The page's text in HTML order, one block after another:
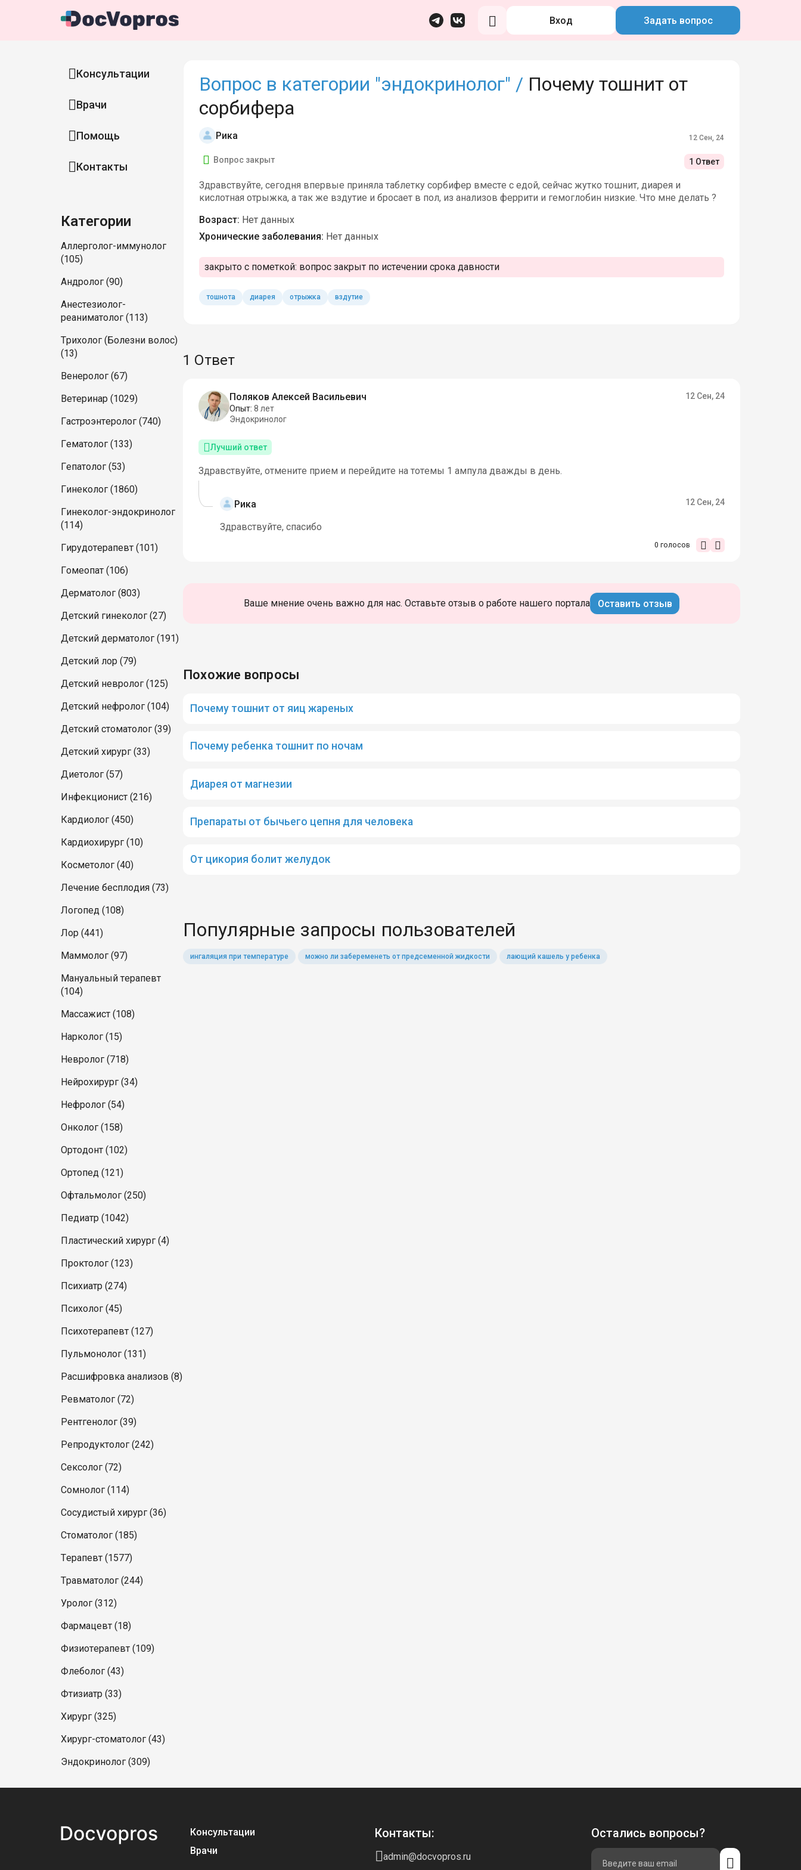
Вход Задать вопрос
Консультации
Врачи
Помощь
Контакты
Категории
Аллерголог-иммунолог
(105)
Андролог (90)
Анестезиолог-
реаниматолог (113)
Трихолог (Болезни волос)
(13)
Венеролог (67)
Ветеринар (1029)
Гастроэнтеролог (740)
Гематолог (133)
Гепатолог (53)
Гинеколог (1860)
Гинеколог-эндокринолог
(114)
Гирудотерапевт (101)
Гомеопат (106)
Дерматолог (803)
Детский гинеколог (27)
Детский дерматолог (191)
Детский лор (79)
Детский невролог (125)
Детский нефролог (104)
Детский стоматолог (39)
Детский хирург (33)
Диетолог (57)
Инфекционист (216)
Кардиолог (450)
Кардиохирург (10)
Косметолог (40)
Лечение бесплодия (73)
Логопед (108)
Лор (441)
Маммолог (97)
Мануальный терапевт
(104)
Массажист (108)
Нарколог (15)
Невролог (718)
Нейрохирург (34)
Нефролог (54)
Онколог (158)
Ортодонт (102)
Ортопед (121)
Офтальмолог (250)
Педиатр (1042)
Пластический хирург (4)
Проктолог (123)
Психиатр (274)
Психолог (45)
Психотерапевт (127)
Пульмонолог (131)
Расшифровка анализов (8)
Ревматолог (72)
Рентгенолог (39)
Репродуктолог (242)
Сексолог (72)
Сомнолог (114)
Сосудистый хирург (36)
Стоматолог (185)
Терапевт (1577)
Травматолог (244)
Уролог (312)
Фармацевт (18)
Физиотерапевт (109)
Флеболог (43)
Фтизиатр (33)
Хирург (325)
Хирург-стоматолог (43)
Эндокринолог (309)
Вопрос в категории "эндокринолог" / Почему тошнит от
сорбифера
Рика 12 Сен, 24
Вопрос закрыт 1 Ответ
Здравствуйте, сегодня впервые приняла таблетку сорбифер вместе с едой, сейчас жутко тошнит, диарея и
кислотная отрыжка, а так же вздутие и бросает в пол, из анализов феррити и гемоглобин низкие. Что мне делать ?
Возраст: Нет данных
Хронические заболевания: Нет данных
закрыто с пометкой: вопрос закрыт по истечении срока давности
тошнота диарея отрыжка вздутие
1 Ответ
Поляков Алексей Васильевич
Опыт: 8 лет
Эндокринолог
12 Сен, 24
Лучший ответ
Здравствуйте, отмените прием и перейдите на тотемы 1 ампула дважды в день.
Рика 12 Сен, 24
Здравствуйте, спасибо
0 голосов
Ваше мнение очень важно для нас. Оставьте отзыв о работе нашего портала Оставить отзыв
Похожие вопросы
Почему тошнит от яиц жареных
Почему ребенка тошнит по ночам
Диарея от магнезии
Препараты от бычьего цепня для человека
От цикория болит желудок
Популярные запросы пользователей
ингаляция при температуре можно ли забеременеть от предсеменной жидкости лающий кашель у ребенка
Консультации
Врачи
Контакты:
admin@docvopros.ru
Остались вопросы?